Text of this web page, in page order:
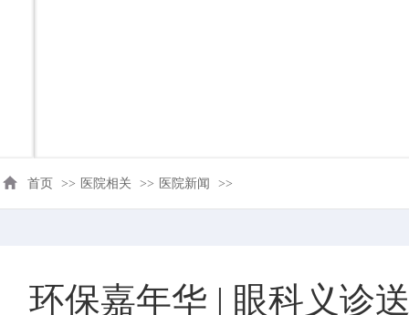
首页 >> 医院相关 >> 医院新闻 >>
环保嘉年华 | 眼科义诊